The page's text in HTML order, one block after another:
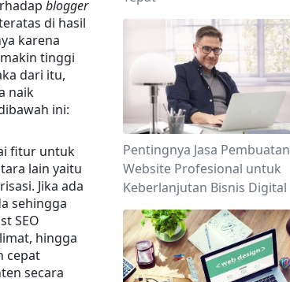
blogger
di hasil
karena
tinggi
dari itu,
naik
ini:
fitur untuk
lain yaitu
Jika ada
sehingga
SEO
hingga
cepat
secara
Pentingnya Jasa Pembuatan
Website Profesional untuk
Keberlanjutan Bisnis Digital